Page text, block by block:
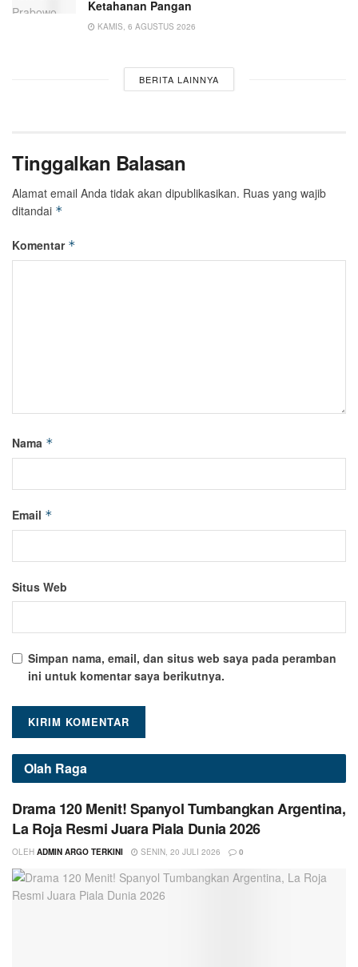
Ketahanan Pangan
KAMIS, 6 AGUSTUS 2026
BERITA LAINNYA
Tinggalkan Balasan
Alamat email Anda tidak akan dipublikasikan. Ruas yang wajib
ditandai *
Komentar *
Nama *
Email *
Situs Web
Simpan nama, email, dan situs web saya pada peramban
ini untuk komentar saya berikutnya.
Olah Raga
Drama 120 Menit! Spanyol Tumbangkan Argentina,
La Roja Resmi Juara Piala Dunia 2026
OLEH ADMIN ARGO TERKINI SENIN, 20 JULI 2026 0